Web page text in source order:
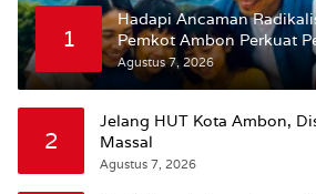
1
Hadapi Ancaman
Pemkot Ambon Perkuat
Agustus 7, 2026
2
Jelang HUT Kota Ambon,
Massal
Agustus 7, 2026